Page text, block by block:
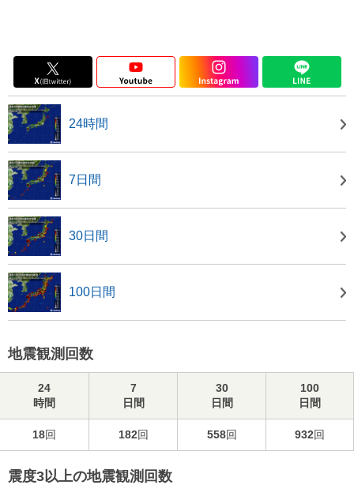
24時間
7日間
30日間
100日間
地震観測回数
24
時間
7
日間
30
日間
100
日間
18回 182回 558回 932回
震度3以上の地震観測回数